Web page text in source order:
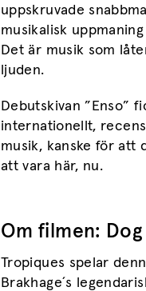
uppskruvade
musikalisk
Det är musik som
ljuden.
Debutskivan ”Enso”
internationellt,
musik, kanske för att
att vara här, nu.
Om filmen: Dog
Tropiques spelar
Brakhage´s